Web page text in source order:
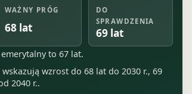
WAŻNY PRÓG
68 lat
DO
SPRAWDZENIA
69 lat
to 67 lat.
wzrost do 68 lat do 2030 r., 69
2040 r..